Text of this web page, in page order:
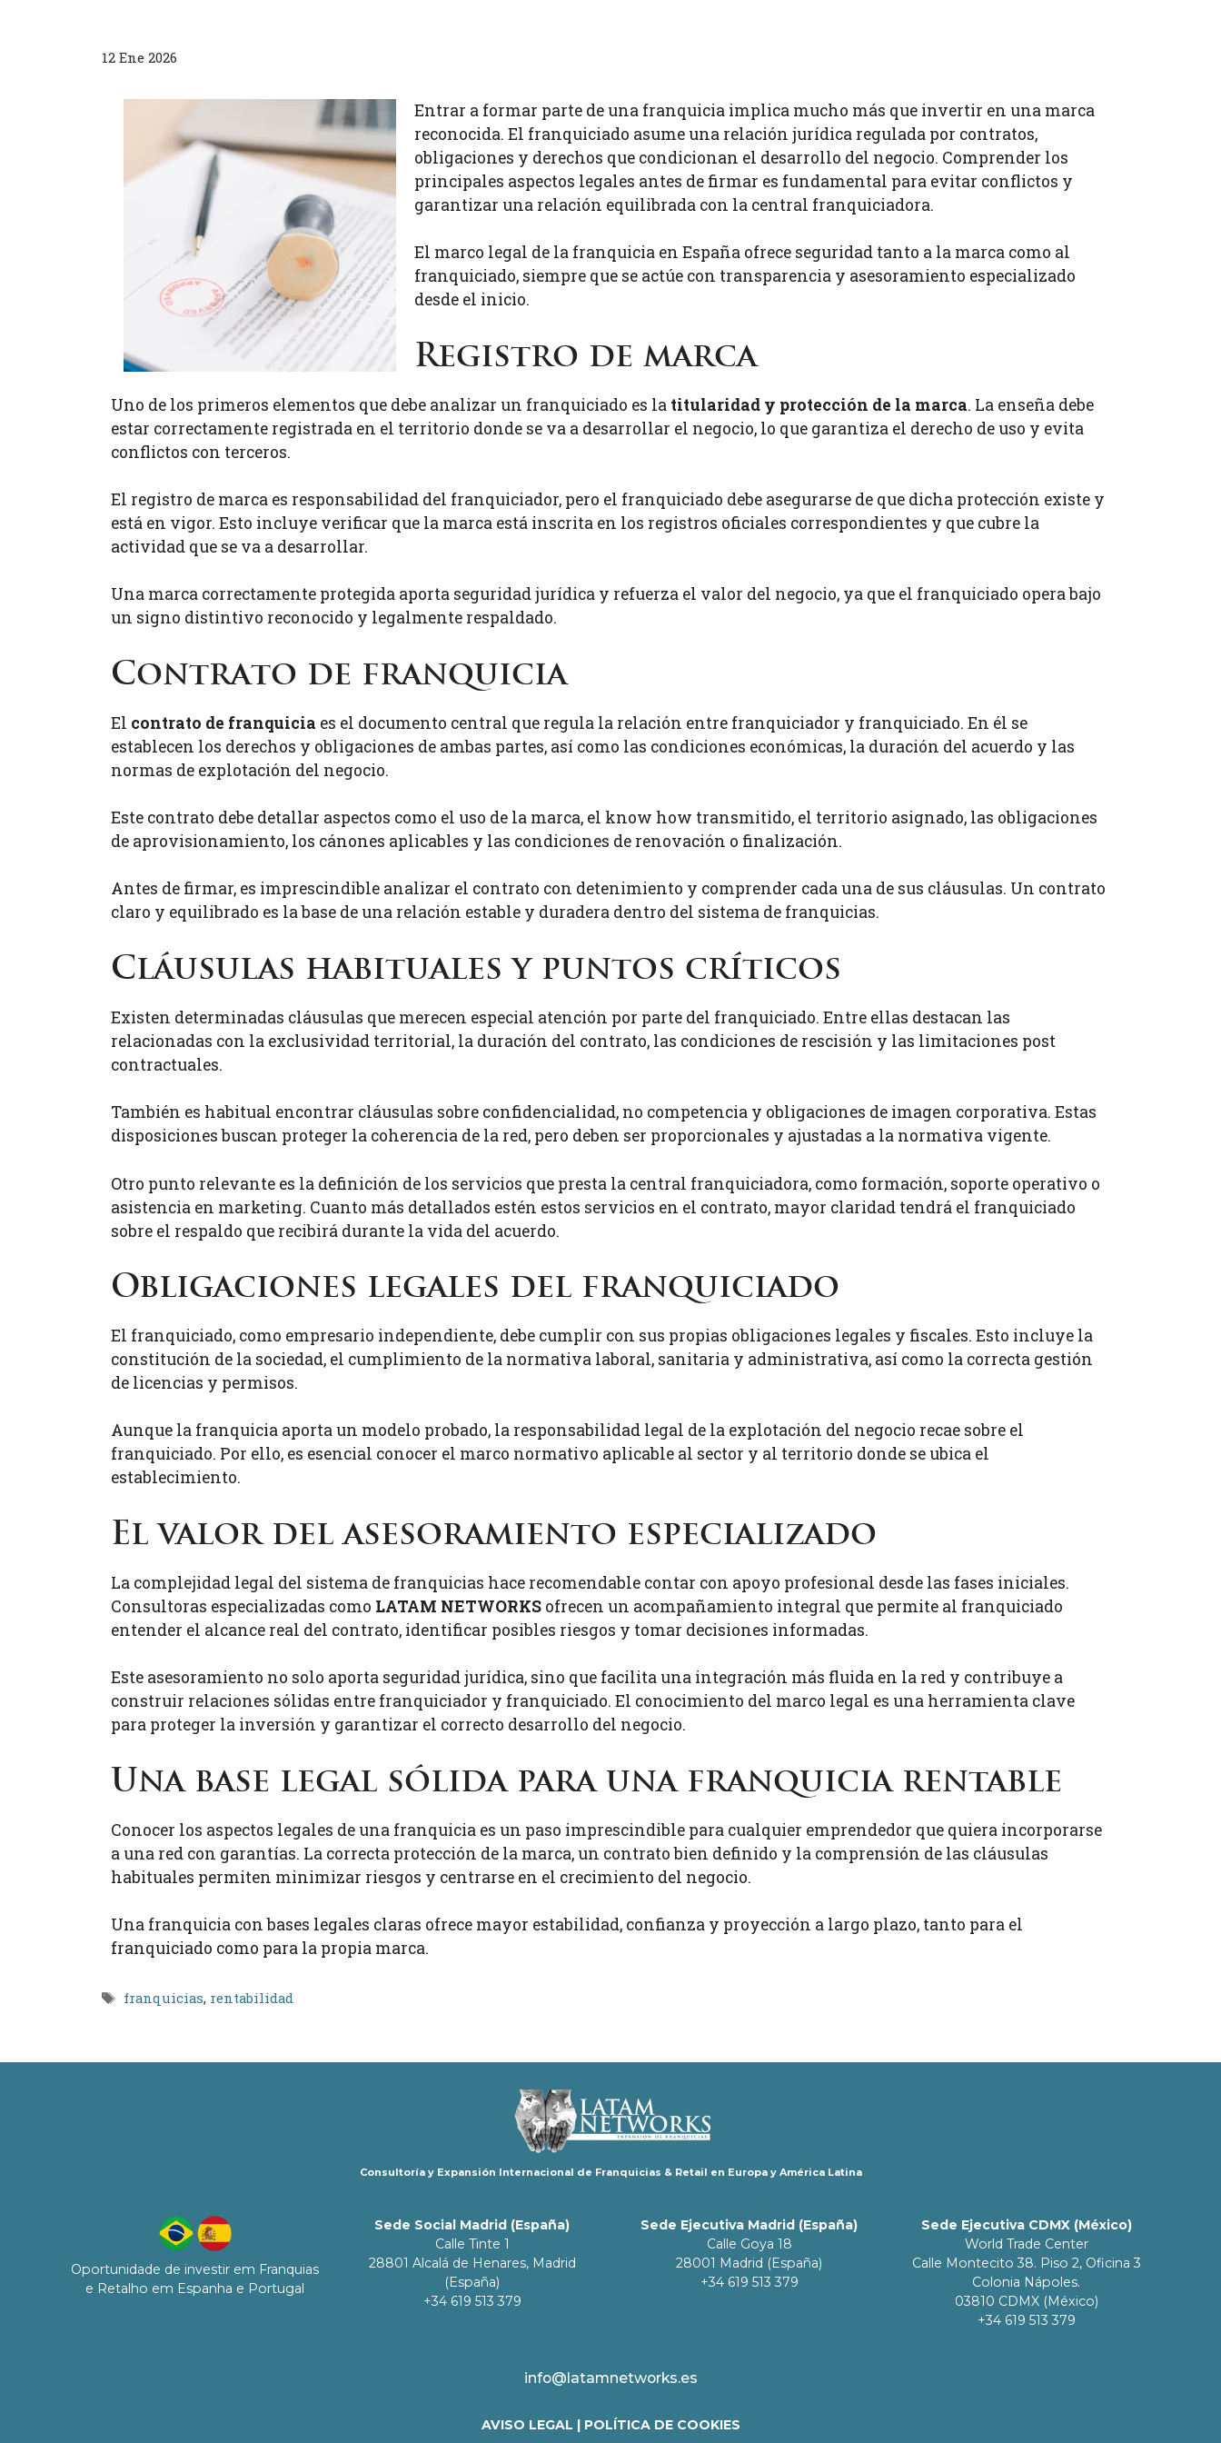
12 Ene 2026
Entrar a formar parte de una franquicia implica mucho más que invertir en una marca
reconocida. El franquiciado asume una relación jurídica regulada por contratos,
obligaciones y derechos que condicionan el desarrollo del negocio. Comprender los
principales aspectos legales antes de firmar es fundamental para evitar conflictos y
garantizar una relación equilibrada con la central franquiciadora.
El marco legal de la franquicia en España ofrece seguridad tanto a la marca como al
franquiciado, siempre que se actúe con transparencia y asesoramiento especializado
desde el inicio.
Registro de marca
Uno de los primeros elementos que debe analizar un franquiciado es la titularidad y protección de la marca. La enseña debe
estar correctamente registrada en el territorio donde se va a desarrollar el negocio, lo que garantiza el derecho de uso y evita
conflictos con terceros.
El registro de marca es responsabilidad del franquiciador, pero el franquiciado debe asegurarse de que dicha protección existe y
está en vigor. Esto incluye verificar que la marca está inscrita en los registros oficiales correspondientes y que cubre la
actividad que se va a desarrollar.
Una marca correctamente protegida aporta seguridad jurídica y refuerza el valor del negocio, ya que el franquiciado opera bajo
un signo distintivo reconocido y legalmente respaldado.
Contrato de franquicia
El contrato de franquicia es el documento central que regula la relación entre franquiciador y franquiciado. En él se
establecen los derechos y obligaciones de ambas partes, así como las condiciones económicas, la duración del acuerdo y las
normas de explotación del negocio.
Este contrato debe detallar aspectos como el uso de la marca, el know how transmitido, el territorio asignado, las obligaciones
de aprovisionamiento, los cánones aplicables y las condiciones de renovación o finalización.
Antes de firmar, es imprescindible analizar el contrato con detenimiento y comprender cada una de sus cláusulas. Un contrato
claro y equilibrado es la base de una relación estable y duradera dentro del sistema de franquicias.
Cláusulas habituales y puntos críticos
Existen determinadas cláusulas que merecen especial atención por parte del franquiciado. Entre ellas destacan las
relacionadas con la exclusividad territorial, la duración del contrato, las condiciones de rescisión y las limitaciones post
contractuales.
También es habitual encontrar cláusulas sobre confidencialidad, no competencia y obligaciones de imagen corporativa. Estas
disposiciones buscan proteger la coherencia de la red, pero deben ser proporcionales y ajustadas a la normativa vigente.
Otro punto relevante es la definición de los servicios que presta la central franquiciadora, como formación, soporte operativo o
asistencia en marketing. Cuanto más detallados estén estos servicios en el contrato, mayor claridad tendrá el franquiciado
sobre el respaldo que recibirá durante la vida del acuerdo.
Obligaciones legales del franquiciado
El franquiciado, como empresario independiente, debe cumplir con sus propias obligaciones legales y fiscales. Esto incluye la
constitución de la sociedad, el cumplimiento de la normativa laboral, sanitaria y administrativa, así como la correcta gestión
de licencias y permisos.
Aunque la franquicia aporta un modelo probado, la responsabilidad legal de la explotación del negocio recae sobre el
franquiciado. Por ello, es esencial conocer el marco normativo aplicable al sector y al territorio donde se ubica el
establecimiento.
El valor del asesoramiento especializado
La complejidad legal del sistema de franquicias hace recomendable contar con apoyo profesional desde las fases iniciales.
Consultoras especializadas como LATAM NETWORKS ofrecen un acompañamiento integral que permite al franquiciado
entender el alcance real del contrato, identificar posibles riesgos y tomar decisiones informadas.
Este asesoramiento no solo aporta seguridad jurídica, sino que facilita una integración más fluida en la red y contribuye a
construir relaciones sólidas entre franquiciador y franquiciado. El conocimiento del marco legal es una herramienta clave
para proteger la inversión y garantizar el correcto desarrollo del negocio.
Una base legal sólida para una franquicia rentable
Conocer los aspectos legales de una franquicia es un paso imprescindible para cualquier emprendedor que quiera incorporarse
a una red con garantías. La correcta protección de la marca, un contrato bien definido y la comprensión de las cláusulas
habituales permiten minimizar riesgos y centrarse en el crecimiento del negocio.
Una franquicia con bases legales claras ofrece mayor estabilidad, confianza y proyección a largo plazo, tanto para el
franquiciado como para la propia marca.
Etiquetas
franquicias, rentabilidad
Consultoría y Expansión Internacional de Franquicias & Retail en Europa y América Latina
Oportunidade de investir em Franquias
e Retalho em Espanha e Portugal
Sede Social Madrid (España)
Calle Tinte 1
28801 Alcalá de Henares, Madrid
(España)
+34 619 513 379
Sede Ejecutiva Madrid (España)
Calle Goya 18
28001 Madrid (España)
+34 619 513 379
Sede Ejecutiva CDMX (México)
World Trade Center
Calle Montecito 38. Piso 2, Oficina 3
Colonia Nápoles.
03810 CDMX (México)
+34 619 513 379
info@latamnetworks.es
AVISO LEGAL | POLÍTICA DE COOKIES